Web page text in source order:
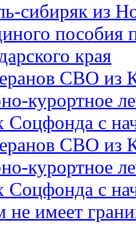
сибиряк из
пособия
края
СВО из
курортное
Соцфонда с
СВО из
курортное
Соцфонда с
не имеет